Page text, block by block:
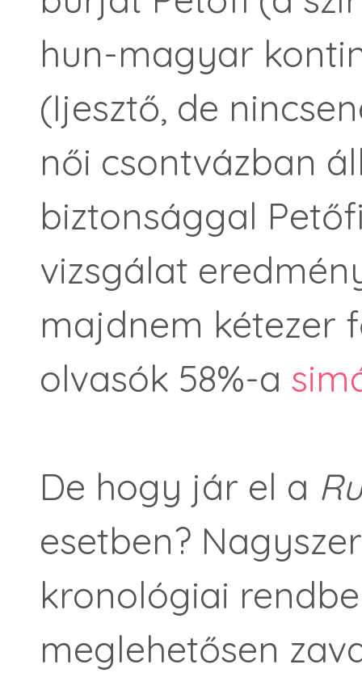
hun-magyar
(Ijesztő, de
női csontvázban
biztonsággal
vizsgálat
majdnem kétezer
olvasók 58%-a
De hogy jár el a
esetben?
kronológiai
meglehetősen